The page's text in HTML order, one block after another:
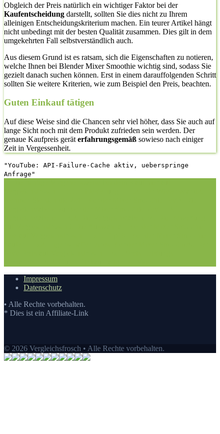
Obgleich der Preis natürlich ein wichtiger Faktor bei der
Kaufentscheidung darstellt, sollten Sie dies nicht zu Ihrem
alleinigen Entscheidungskriterium machen. Ein teurer Artikel hängt
nicht unbedingt mit der besten Qualität zusammen. Dies gilt in dem
umgekehrten Fall selbstverständlich auch.
Aus diesem Grund ist es ratsam, sich die Eigenschaften zu notieren,
welche Ihnen bei Blender Mixer Smoothie wichtig sind, sodass Sie
gezielt danach suchen können. Erst in einem darauffolgenden Schritt
sollten Sie weitere Kriterien, wie zum Beispiel den Preis, beachten.
Guten Einkauf tätigen
Auf diese Weise sind die Chancen sehr viel höher, dass Sie auch auf
lange Sicht noch mit dem Produkt zufrieden sein werden. Der
genaue Kaufpreis gerät erfahrungsgemäß sowieso nach einiger
Zeit in Vergessenheit.
"YouTube: API-Failure-Cache aktiv, ueberspringe
Anfrage"
Impressum
Datenschutz
• Alle Rechte vorbehalten.
* Dies ist ein Affiliate-Link
© 2026 Vergleichsfrosch • Alle Rechte vorbehalten.